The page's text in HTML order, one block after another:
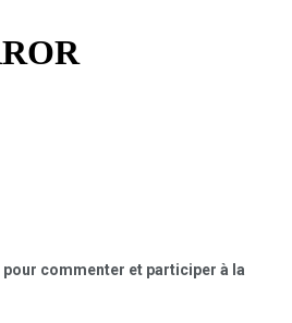
pour commenter et participer à la